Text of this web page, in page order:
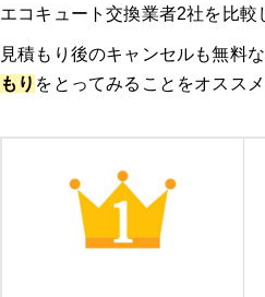
エコキュート交換業者2社を比較
見積もり後のキャンセルも無料な
もり をとってみることをオススメ